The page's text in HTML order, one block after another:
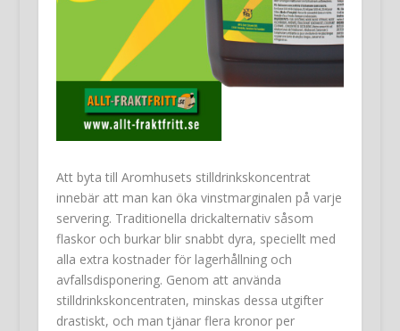
Att byta till Aromhusets stilldrinkskoncentrat
innebär att man kan öka vinstmarginalen på varje
servering. Traditionella drickalternativ såsom
flaskor och burkar blir snabbt dyra, speciellt med
alla extra kostnader för lagerhållning och
avfallsdisponering. Genom att använda
stilldrinkskoncentraten, minskas dessa utgifter
drastiskt, och man tjänar flera kronor per